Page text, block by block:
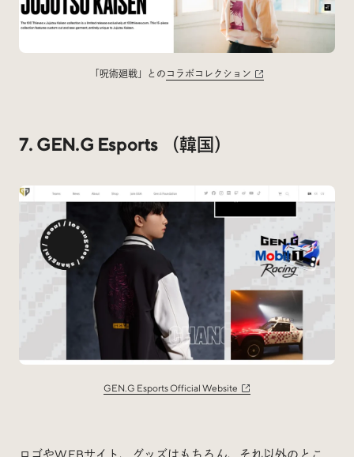
「呪術廻戦」との コラボコレクション
7. GEN.G Esports （韓国）
GEN.G Esports Official Website
ロゴやWEBサイト、グッズはもちろん、それ以外のとこ